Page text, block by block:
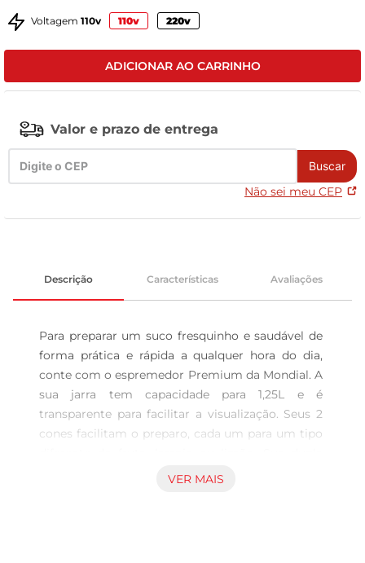
Voltagem 110v 110v 220v
ADICIONAR AO CARRINHO
Valor e prazo de entrega
Buscar
Não sei meu CEP
Descrição Características Avaliações
Para preparar um suco fresquinho e saudável de
forma prática e rápida a qualquer hora do dia,
conte com o espremedor Premium da Mondial. A
sua jarra tem capacidade para 1,25L e é
transparente para facilitar a visualização. Seus 2
cones facilitam o preparo, cada um para um tipo
rotação e acionamento automático ajudam a
VER MAIS
celular